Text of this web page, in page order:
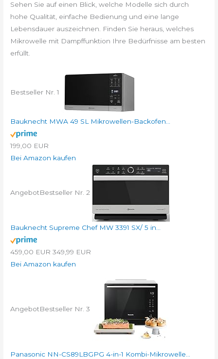
Sehen Sie auf einen Blick, welche Modelle sich durch
hohe Qualität, einfache Bedienung und eine lange
Lebensdauer auszeichnen. Finden Sie heraus, welches
Mikrowelle mit Dampffunktion Ihre Bedürfnisse am besten
erfüllt.
Bestseller Nr. 1
Bauknecht MWA 49 SL Mikrowellen-Backofen...
199,00 EUR
Bei Amazon kaufen
AngebotBestseller Nr. 2
Bauknecht Supreme Chef MW 3391 SX/ 5 in...
459,00 EUR 349,99 EUR
Bei Amazon kaufen
AngebotBestseller Nr. 3
Panasonic NN-CS89LBGPG 4-in-1 Kombi-Mikrowelle...